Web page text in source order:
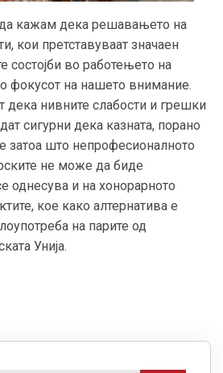
кажам дека решавањето на
кои претставуваат значаен
состојби во работењето на
фокусот на нашето внимание.
дека нивните слабости и грешки
сигурни дека казната, порано
затоа што непрофесионалното
не може да биде
однесува и на хонорарното
кое како алтернатива е
на парите од
Унија.